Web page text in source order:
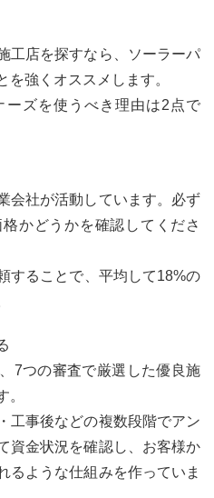
工店を探すなら、ソーラーパ
を強くオススメします。
ズを使うべき理由は2点で
会社が活動しています。必ず
かどうかを確認してくださ
することで、平均して18%の
7つの審査で厳選した優良施
。
工事後などの複数段階でアン
資金状況を確認し、お客様か
るような仕組みを作っていま